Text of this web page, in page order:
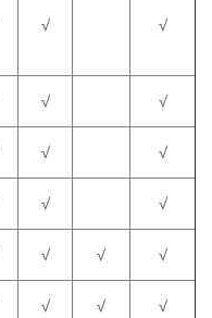
√ √
√ √
√ √
√ √
√ √ √
√ √ √